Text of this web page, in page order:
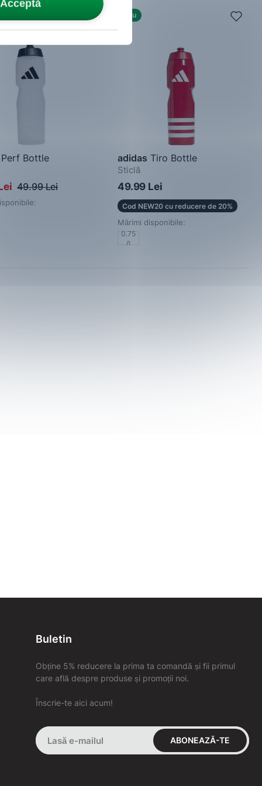
Acceptă
Perf Bottle
49.99 Lei
Nou
adidas Tiro Bottle
Sticlă
49.99 Lei
Cod NEW20 cu reducere de 20%
Mărimi disponibile:
0.75
л
Buletin
Obține 5% reducere la prima ta comandă și fii primul
care află despre produse și promoții noi.
Înscrie-te aici acum!
ABONEAZĂ-TE